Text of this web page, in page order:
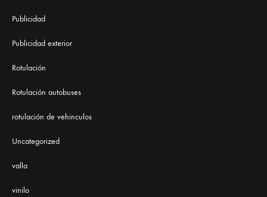
Publicidad
Publicidad exterior
Rotulación
Rotulación autobuses
rotulación de vehinculos
Uncategorized
valla
vinilo